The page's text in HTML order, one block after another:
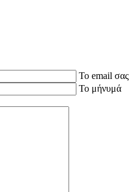
Το email σας
Το μήνυμά